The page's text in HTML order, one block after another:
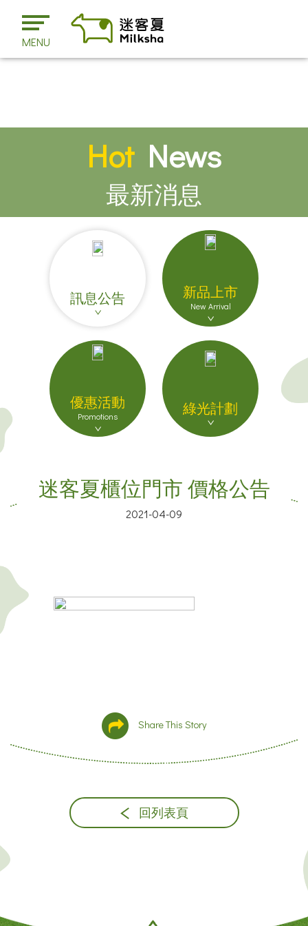
MENU
HotNews
最新消息
訊息公告 新品上市
New Arrival
優惠活動
Promotions 綠光計劃
迷客夏櫃位門市 價格公告
2021-04-09
Share This Story
回列表頁